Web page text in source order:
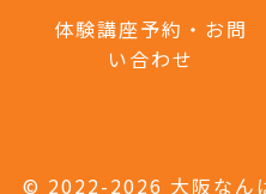
体験講座予約・お問
い合わせ
© 2022-2026 大阪なん